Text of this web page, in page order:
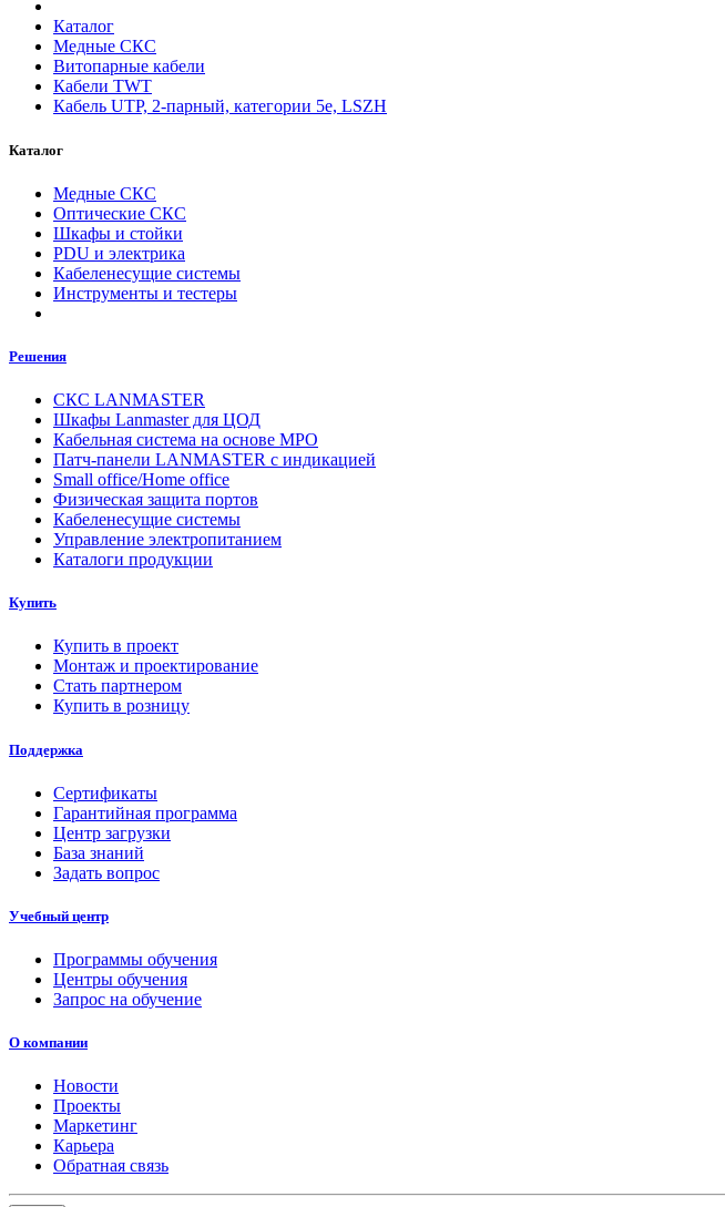
Каталог
Медные СКС
Витопарные кабели
Кабели TWT
Кабель UTP, 2-парный, категории 5e, LSZH
Каталог
Медные СКС
Оптические СКС
Шкафы и стойки
PDU и электрика
Кабеленесущие системы
Инструменты и тестеры
Решения
СКС LANMASTER
Шкафы Lanmaster для ЦОД
Кабельная система на основе MPO
Патч-панели LANMASTER с индикацией
Small office/Home office
Физическая защита портов
Кабеленесущие системы
Управление электропитанием
Каталоги продукции
Купить
Купить в проект
Монтаж и проектирование
Стать партнером
Купить в розницу
Поддержка
Сертификаты
Гарантийная программа
Центр загрузки
База знаний
Задать вопрос
Учебный центр
Программы обучения
Центры обучения
Запрос на обучение
О компании
Новости
Проекты
Маркетинг
Карьера
Обратная связь